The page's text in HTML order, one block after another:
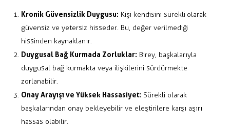
Kronik Güvensizlik Duygusu: Kişi kendisini sürekli olarak
güvensiz ve yetersiz hisseder. Bu, değer verilmediği
hissinden kaynaklanır.
Duygusal Bağ Kurmada Zorluklar: Birey, başkalarıyla
duygusal bağ kurmakta veya ilişkilerini sürdürmekte
zorlanabilir.
Onay Arayışı ve Yüksek Hassasiyet: Sürekli olarak
başkalarından onay bekleyebilir ve eleştirilere karşı aşırı
hassas olabilir.